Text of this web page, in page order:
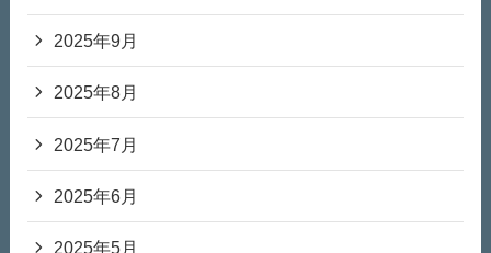
2025年9月
2025年8月
2025年7月
2025年6月
2025年5月